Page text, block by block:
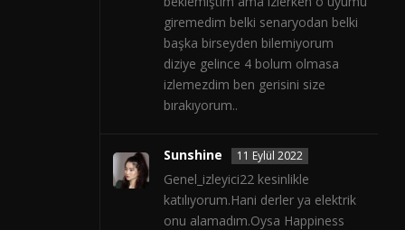
giremedim belki senaryodan belki
başka birseyden bilemiyorum
diziye gelince 4 bolum olmasa
izlemezdim ben gerisini size
bırakıyorum..
Sunshine 11 Eylül 2022
Genel_izleyici22 kesinlikle
katılıyorum.Hani derler ya elektrik
onu alamadım.Oysa Happiness